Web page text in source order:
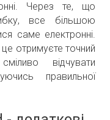
Через те, що
все більшою
саме електронні.
отримуєте точний
відчувати
правильної